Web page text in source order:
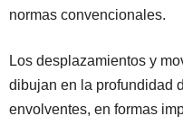
normas convencionales.
Los desplazamientos y
dibujan en la profundidad
envolventes, en formas